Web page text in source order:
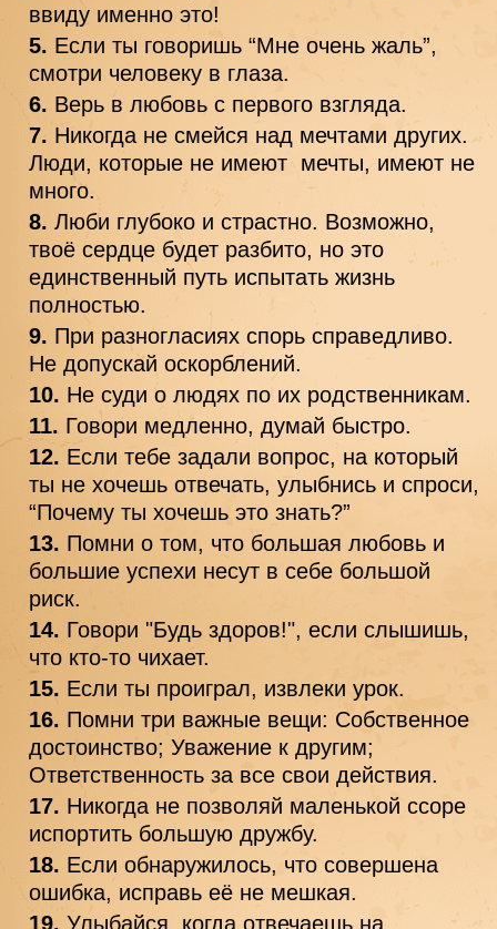
ввиду именно это!
Если ты говоришь “Мне очень жаль”,
смотри человеку в глаза.
Верь в любовь с первого взгляда.
Никогда не смейся над мечтами других.
Люди, которые не имеют  мечты, имеют не
много.
Люби глубоко и страстно. Возможно,
твоё сердце будет разбито, но это
единственный путь испытать жизнь
полностью.
При разногласиях спорь справедливо.
Не допускай оскорблений.
Не суди о людях по их родственникам.
Говори медленно, думай быстро.
Если тебе задали вопрос, на который
ты не хочешь отвечать, улыбнись и спроси,
“Почему ты хочешь это знать?”
Помни о том, что большая любовь и
большие успехи несут в себе большой
риск.
Говори "Будь здоров!", если слышишь,
что кто-то чихает.
Если ты проиграл, извлеки урок.
Помни три важные вещи: Собственное
достоинство; Уважение к другим;
Ответственность за все свои действия.
Никогда не позволяй маленькой ссоре
испортить большую дружбу.
Если обнаружилось, что совершена
ошибка, исправь её не мешкая.
Улыбайся, когда отвечаешь на